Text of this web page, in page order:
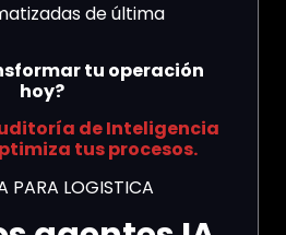
de última
tu operación
hoy?
de Inteligencia
tus procesos.